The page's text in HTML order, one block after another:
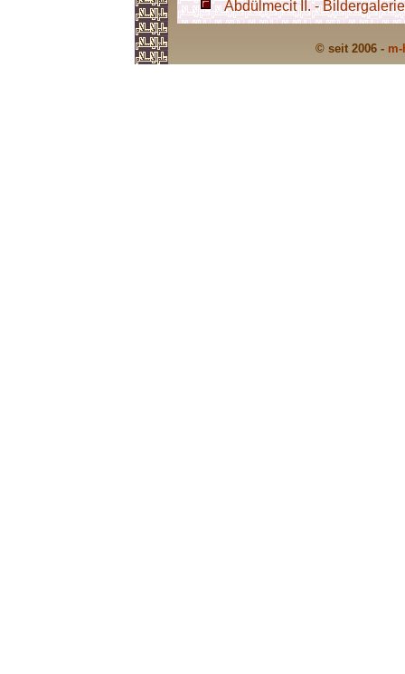
Abdülmecit II. - Bildergalerie
© seit 2006 -